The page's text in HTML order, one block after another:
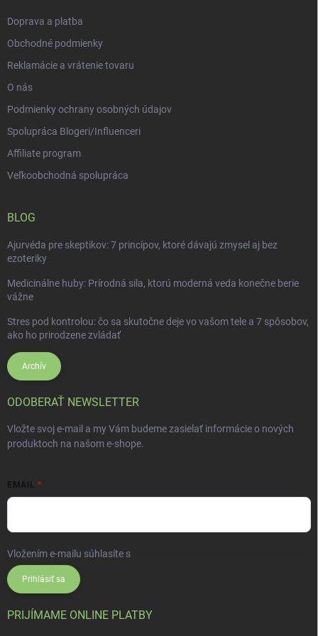
Doprava a platba
Obchodné podmienky
Reklamácie a vrátenie tovaru
O nás
Podmienky ochrany osobných údajov
Spolupráca Blogeri/Influenceri
Affiliate program
Veľkoobchodná spolupráca
BLOG
Ajurvéda pre skeptikov: 7 princípov, ktoré dávajú zmysel aj bez
ezoteriky
Medicinálne huby: Prírodná sila, ktorú moderná veda konečne berie
vážne
Stres pod kontrolou: čo sa skutočne deje vo vašom tele a 7 spôsobov,
ako ho prirodzene zvládať
Archív
ODOBERAŤ NEWSLETTER
Vložte svoj e-mail a my Vám budeme zasielať informácie o nových
produktoch na našom e-shope.
EMAIL
Vložením e-mailu súhlasíte s
Prihlásiť sa
PRIJÍMAME ONLINE PLATBY